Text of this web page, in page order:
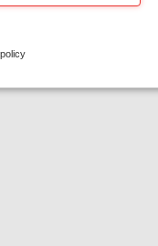
en
pièces